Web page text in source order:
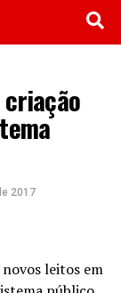
2017
leitos em